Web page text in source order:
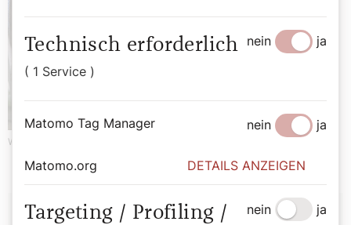
Werbung
Autor:
Technisch erforderlich
( 1 Service )
nein ja
Matomo Tag Manager nein ja
Matomo.org DETAILS ANZEIGEN
Targeting / Profiling /
nein ja